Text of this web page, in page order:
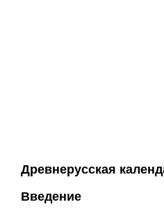
Древнерусская
Введение